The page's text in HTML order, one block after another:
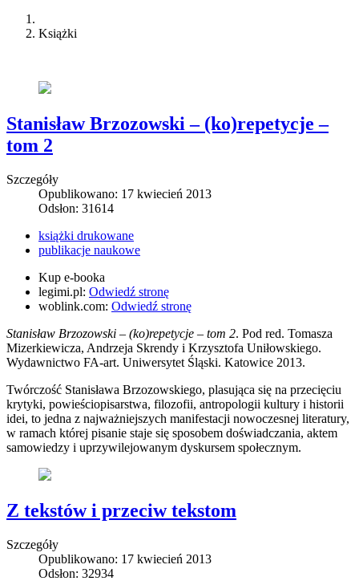
Książki
Stanisław Brzozowski – (ko)repetycje –
tom 2
Szczegóły
Opublikowano: 17 kwiecień 2013
Odsłon: 31614
książki drukowane
publikacje naukowe
Kup e-booka
legimi.pl: Odwiedź stronę
woblink.com: Odwiedź stronę
Stanisław Brzozowski – (ko)repetycje – tom 2. Pod red. Tomasza
Mizerkiewicza, Andrzeja Skrendy i Krzysztofa Uniłowskiego.
Wydawnictwo FA-art. Uniwersytet Śląski. Katowice 2013.
Twórczość Stanisława Brzozowskiego, plasująca się na przecięciu
krytyki, powieściopisarstwa, filozofii, antropologii kultury i historii
idei, to jedna z najważniejszych manifestacji nowoczesnej literatury,
w ramach której pisanie staje się sposobem doświadczania, aktem
samowiedzy i uprzywilejowanym dyskursem społecznym.
Z tekstów i przeciw tekstom
Szczegóły
Opublikowano: 17 kwiecień 2013
Odsłon: 32934